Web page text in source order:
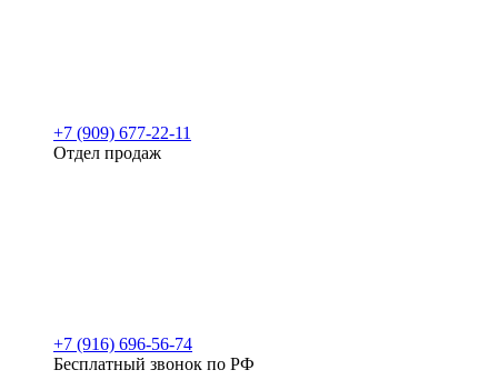
+7 (909) 677-22-11
Отдел продаж
+7 (916) 696-56-74
Бесплатный звонок по РФ